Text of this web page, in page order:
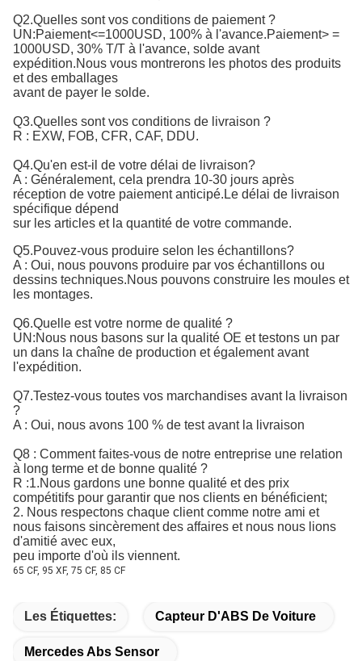
Q2.Quelles sont vos conditions de paiement ?
UN:Paiement<=1000USD, 100% à l'avance.Paiement> =
1000USD, 30% T/T à l'avance, solde avant
expédition.Nous vous montrerons les photos des produits
et des emballages
avant de payer le solde.
Q3.Quelles sont vos conditions de livraison ?
R : EXW, FOB, CFR, CAF, DDU.
Q4.Qu'en est-il de votre délai de livraison?
A : Généralement, cela prendra 10-30 jours après
réception de votre paiement anticipé.Le délai de livraison
spécifique dépend
sur les articles et la quantité de votre commande.
Q5.Pouvez-vous produire selon les échantillons?
A : Oui, nous pouvons produire par vos échantillons ou
dessins techniques.Nous pouvons construire les moules et
les montages.
Q6.Quelle est votre norme de qualité ?
UN:Nous nous basons sur la qualité OE et testons un par
un dans la chaîne de production et également avant
l'expédition.
Q7.Testez-vous toutes vos marchandises avant la livraison
?
A : Oui, nous avons 100 % de test avant la livraison
Q8 : Comment faites-vous de notre entreprise une relation
à long terme et de bonne qualité ?
R :1.Nous gardons une bonne qualité et des prix
compétitifs pour garantir que nos clients en bénéficient;
2. Nous respectons chaque client comme notre ami et
nous faisons sincèrement des affaires et nous nous lions
d'amitié avec eux,
peu importe d'où ils viennent.
65 CF, 95 XF, 75 CF, 85 CF
Les Étiquettes: Capteur D'ABS De Voiture
Mercedes Abs Sensor